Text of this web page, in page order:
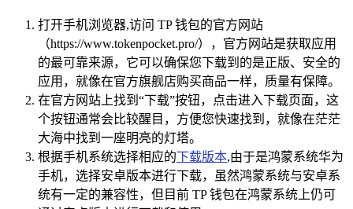
打开手机浏览器,访问 TP 钱包的官方网站
（https://www.tokenpocket.pro/），官方网站是获取应用
的最可靠来源，它可以确保您下载到的是正版、安全的
应用，就像在官方旗舰店购买商品一样，质量有保障。
在官方网站上找到“下载”按钮，点击进入下载页面，这
个按钮通常会比较醒目，方便您快速找到，就像在茫茫
大海中找到一座明亮的灯塔。
根据手机系统选择相应的下载版本,由于是鸿蒙系统华为
手机，选择安卓版本进行下载，虽然鸿蒙系统与安卓系
统有一定的兼容性，但目前 TP 钱包在鸿蒙系统上仍可